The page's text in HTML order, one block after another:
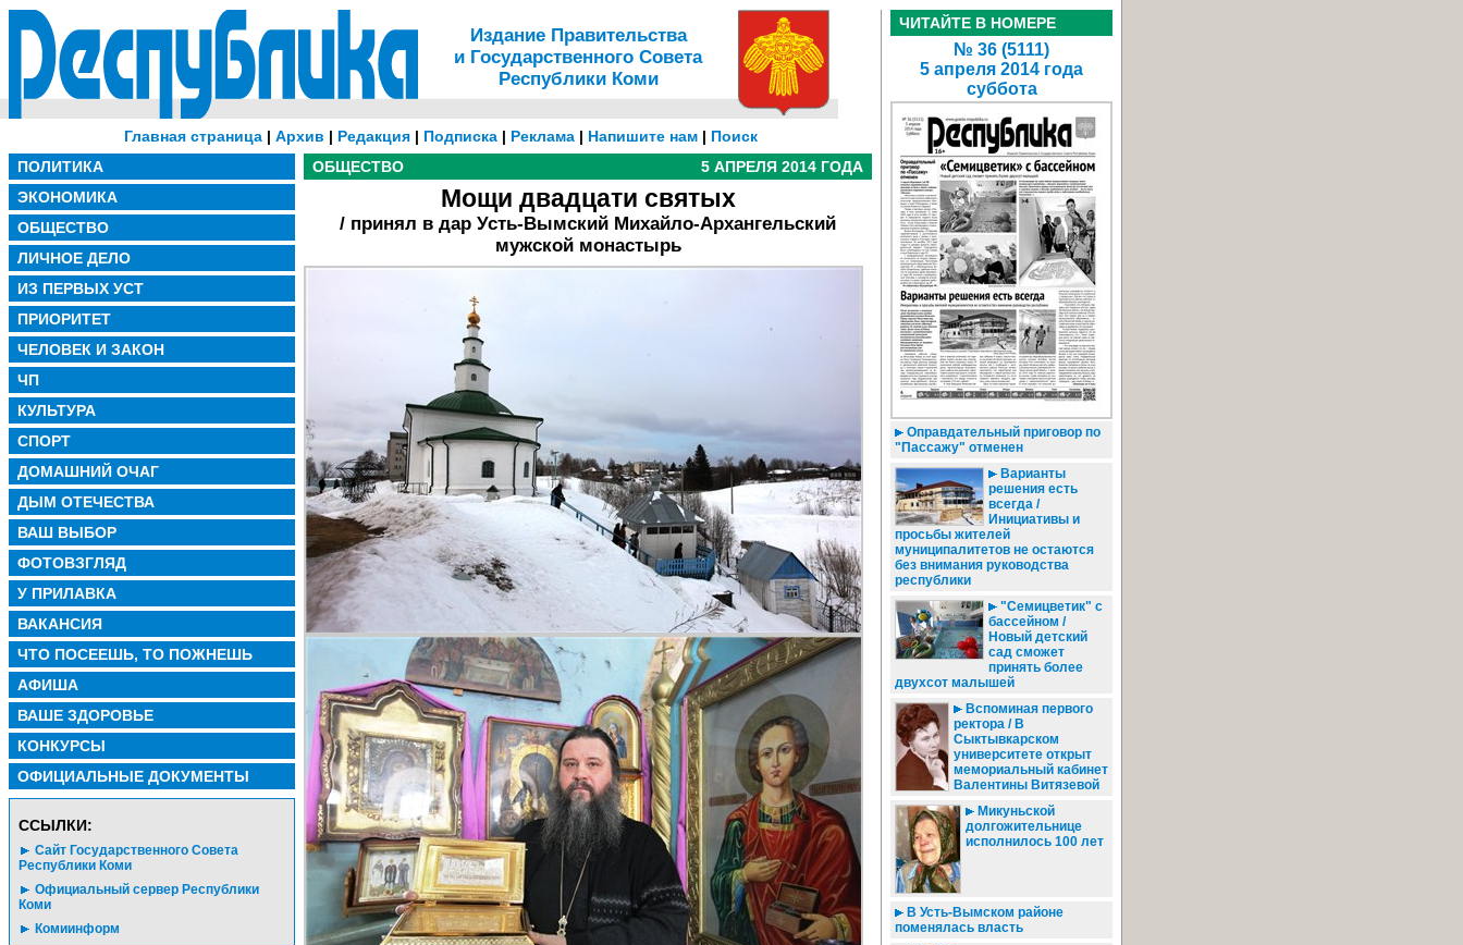
Издание Правительства
и Государственного Совета
Республики Коми
Главная страница| Архив | Редакция| Подписка| Реклама| Напишите нам| Поиск
ПОЛИТИКА
ЭКОНОМИКА
ОБЩЕСТВО
ЛИЧНОЕ ДЕЛО
ИЗ ПЕРВЫХ УСТ
ПРИОРИТЕТ
ЧЕЛОВЕК И ЗАКОН
ЧП
КУЛЬТУРА
СПОРТ
ДОМАШНИЙ ОЧАГ
ДЫМ ОТЕЧЕСТВА
ВАШ ВЫБОР
ФОТОВЗГЛЯД
У ПРИЛАВКА
ВАКАНСИЯ
ЧТО ПОСЕЕШЬ, ТО ПОЖНЕШЬ
АФИША
ВАШЕ ЗДОРОВЬЕ
КОНКУРСЫ
ОФИЦИАЛЬНЫЕ ДОКУМЕНТЫ
CСЫЛКИ:
Сайт Государственного Совета
Республики Коми
Официальный сервер Республики
Коми
Комиинформ
ОБЩЕСТВО 5 АПРЕЛЯ 2014 ГОДА
Мощи двадцати святых
/ принял в дар Усть-Вымский Михайло-Архангельский
мужской монастырь
ЧИТАЙТЕ В НОМЕРЕ
№ 36 (5111)
5 апреля 2014 года
суббота
Оправдательный приговор по
"Пассажу" отменен
Варианты
решения есть
всегда /
Инициативы и
просьбы жителей
муниципалитетов не остаются
без внимания руководства
республики
"Семицветик" с
бассейном /
Новый детский
сад сможет
принять более
двухсот малышей
Вспоминая первого
ректора / В
Сыктывкарском
университете открыт
мемориальный кабинет
Валентины Витязевой
Микуньской
долгожительнице
исполнилось 100 лет
В Усть-Вымском районе
поменялась власть